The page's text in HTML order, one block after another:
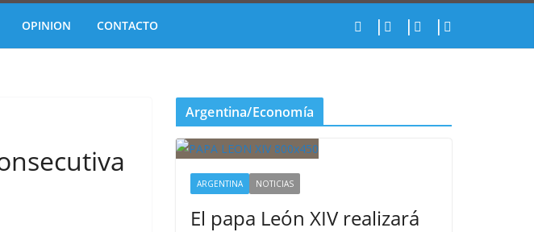
OPINION CONTACTO
Argentina/Economía
ARGENTINA NOTICIAS
El papa León XIV realizará